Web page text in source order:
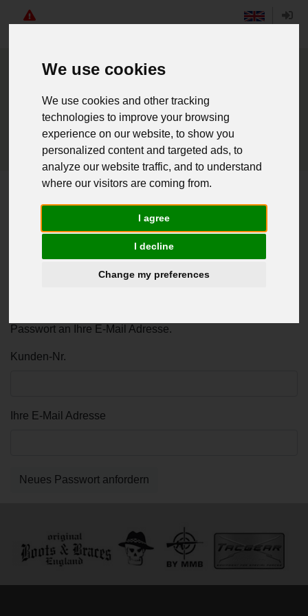
We use cookies
We use cookies and other tracking
technologies to improve your browsing
experience on our website, to show you
personalized content and targeted ads, to
analyze our website traffic, and to understand
where our visitors are coming from.
I agree
I decline
Change my preferences
Home
Passwort vergessen
Passwort an Ihre E-Mail Adresse.
Kunden-Nr.
Ihre E-Mail Adresse
Neues Passwort anfordern